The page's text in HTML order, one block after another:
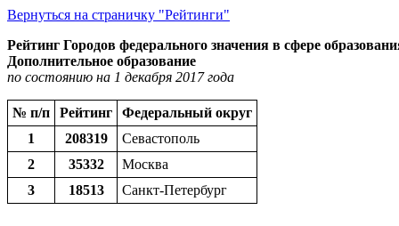
Вернуться на страничку "Рейтинги"
Рейтинг Городов федерального значения в сфере
Дополнительное образование
по состоянию на 1 декабря 2017 года
№ п/п Рейтинг
Федеральный округ
1
208319
Севастополь
2
35332
Москва
3
18513 Санкт-Петербург